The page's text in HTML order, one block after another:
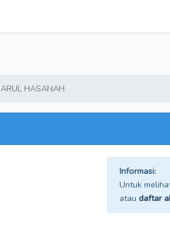
HASANAH
Informasi:
Untuk
atau daftar